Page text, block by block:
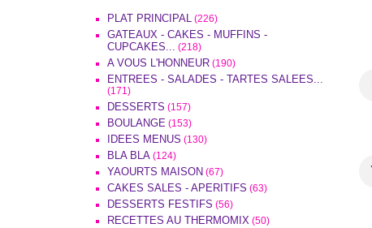
PLAT PRINCIPAL (226)
GATEAUX - CAKES - MUFFINS -
CUPCAKES... (218)
A VOUS L'HONNEUR (190)
ENTREES - SALADES - TARTES SALEES...
(171)
DESSERTS (157)
BOULANGE (153)
IDEES MENUS (130)
BLA BLA (124)
YAOURTS MAISON (67)
CAKES SALES - APERITIFS (63)
DESSERTS FESTIFS (56)
RECETTES AU THERMOMIX (50)